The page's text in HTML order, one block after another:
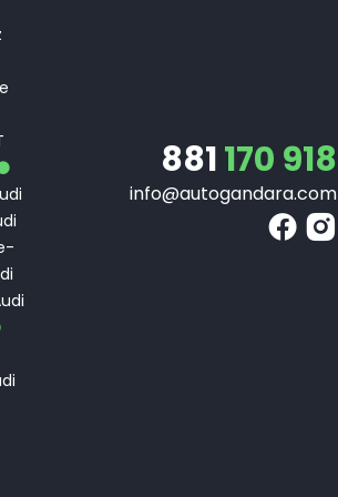
881170 918
info@autogandara.com